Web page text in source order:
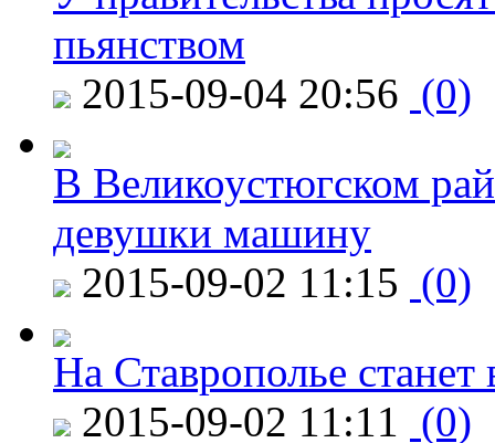
пьянством
2015-09-04 20:56 (0)
В Великоустюгском
девушки машину
2015-09-02 11:15 (0)
На Ставрополье
2015-09-02 11:11 (0)